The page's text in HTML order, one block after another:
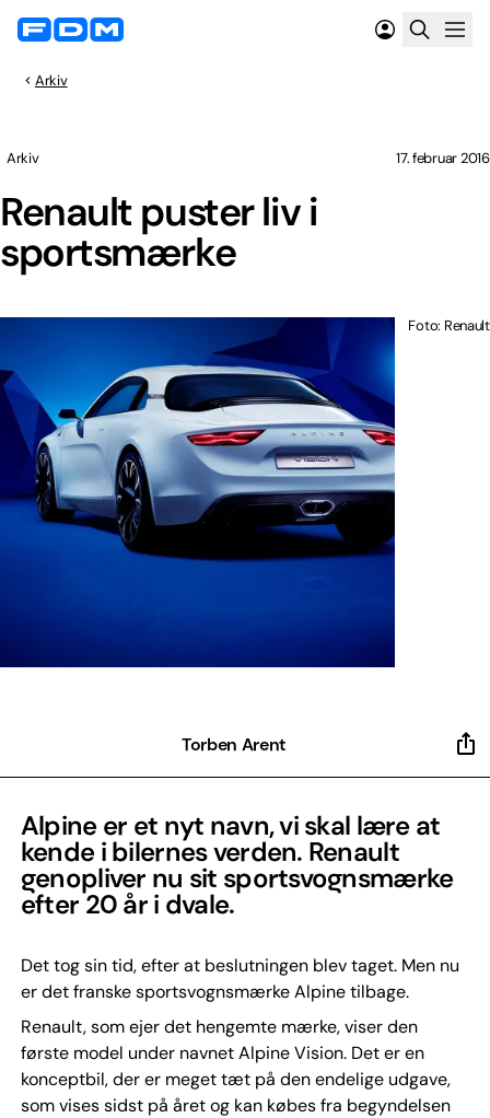
Arkiv
Renault puster liv i
sportsmærke
Arkiv 17. februar 2016
Foto: Renault
Torben Arent
Alpine er et nyt navn, vi skal lære at
kende i bilernes verden. Renault
genopliver nu sit sportsvognsmærke
efter 20 år i dvale.
Det tog sin tid, efter at beslutningen blev taget. Men nu
er det franske sportsvognsmærke Alpine tilbage.
Renault, som ejer det hengemte mærke, viser den
første model under navnet Alpine Vision. Det er en
konceptbil, der er meget tæt på den endelige udgave,
som vises sidst på året og kan købes fra begyndelsen